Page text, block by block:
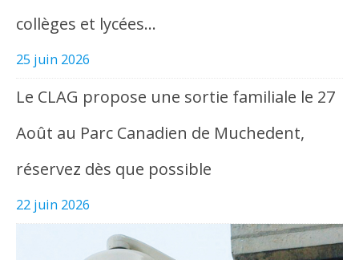
collèges et lycées…
25 juin 2026
Le CLAG propose une sortie familiale le 27
Août au Parc Canadien de Muchedent,
réservez dès que possible
22 juin 2026